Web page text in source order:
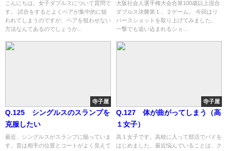
こんにちは。女子ダブルスについて質問で
す。 試合をするとよくペアが集中的に狙
われてしまうのですが、ペアを狙わせない
方法なんてあるのでしょうか...
大阪社会人選手権大会合算100歳以上混合
ダブルス決勝第１、２ゲーム。 今回はリ
バースショットを取り上げてみました。
一撃でも追い込まれるショ...
寺子屋
Q.125 シングルスのスランプを
克服したい
最近、シングルスがスランプに陥っていま
す。昔は相手の位置とコートがよく見えて
寺子屋
Q.127 体が曲がってしまう（高
１女子）
高１女子です。高校に入って部活でバドを
はじめました。最近悩んでいることは、ク